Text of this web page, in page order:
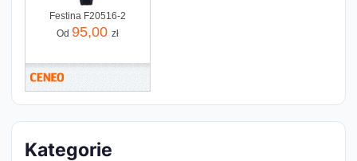
Festina F20516-2
Od 95,00 zł
Kategorie